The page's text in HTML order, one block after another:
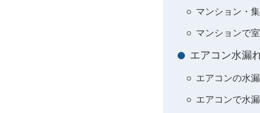
マンション・
マンションで
エアコン水漏
エアコンの水
エアコンで水